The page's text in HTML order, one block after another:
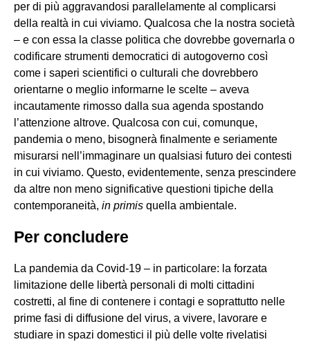
per di più aggravandosi parallelamente al complicarsi
della realtà in cui viviamo. Qualcosa che la nostra società
– e con essa la classe politica che dovrebbe governarla o
codificare strumenti democratici di autogoverno così
come i saperi scientifici o culturali che dovrebbero
orientarne o meglio informarne le scelte – aveva
incautamente rimosso dalla sua agenda spostando
l’attenzione altrove. Qualcosa con cui, comunque,
pandemia o meno, bisognerà finalmente e seriamente
misurarsi nell’immaginare un qualsiasi futuro dei contesti
in cui viviamo. Questo, evidentemente, senza prescindere
da altre non meno significative questioni tipiche della
contemporaneità, in primis quella ambientale.
Per concludere
La pandemia da Covid-19 – in particolare: la forzata
limitazione delle libertà personali di molti cittadini
costretti, al fine di contenere i contagi e soprattutto nelle
prime fasi di diffusione del virus, a vivere, lavorare e
studiare in spazi domestici il più delle volte rivelatisi